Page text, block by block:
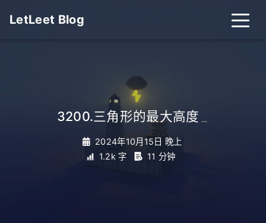
LetLeet Blog
3200.三角形的最大高度
2024年10月15日 晚上
1.2k 字
11 分钟